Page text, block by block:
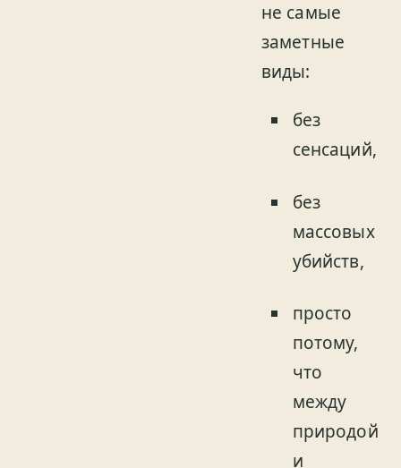
не самые
заметные
виды:
без
сенсаций,
без
массовых
убийств,
просто
потому,
что
между
природой
и